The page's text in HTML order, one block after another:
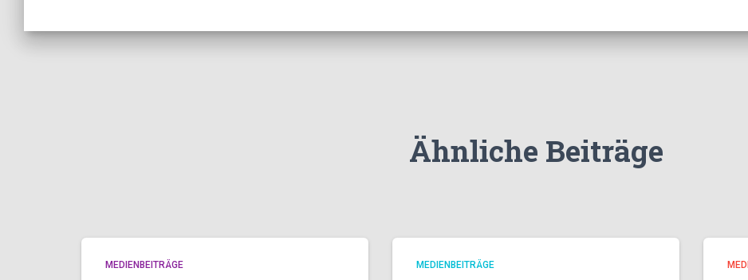
Ähnliche Beiträge
MEDIENBEITRÄGE MEDIENBEITRÄGE